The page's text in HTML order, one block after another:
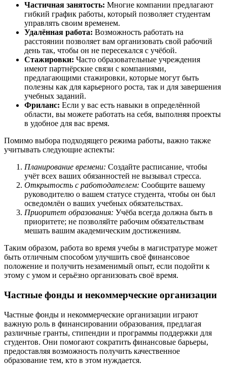
Частичная занятость: Многие компании предлагают
гибкий график работы, который позволяет студентам
управлять своим временем.
Удалённая работа: Возможность работать на
расстоянии позволяет вам организовать свой рабочий
день так, чтобы он не пересекался с учёбой.
Стажировки: Часто образовательные учреждения
имеют партнёрские связи с компаниями,
предлагающими стажировки, которые могут быть
полезны как для карьерного роста, так и для завершения
учебных заданий.
Фриланс: Если у вас есть навыки в определённой
области, вы можете работать на себя, выполняя проекты
в удобное для вас время.
Помимо выбора подходящего режима работы, важно также
учитывать следующие аспекты:
Планирование времени: Создайте расписание, чтобы
учёт всех ваших обязанностей не вызывал стресса.
Открытость с работодателем: Сообщите вашему
руководителю о вашем статусе студента, чтобы он был
осведомлён о ваших учебных обязательствах.
Приоритет образования: Учёба всегда должна быть в
приоритете; не позволяйте рабочим обязательствам
мешать вашим академическим достижениям.
Таким образом, работа во время учебы в магистратуре может
быть отличным способом улучшить своё финансовое
положение и получить незаменимый опыт, если подойти к
этому с умом и серьёзно организовать своё время.
Частные фонды и некоммерческие организации
Частные фонды и некоммерческие организации играют
важную роль в финансировании образования, предлагая
различные гранты, стипендии и программы поддержки для
студентов. Они помогают сократить финансовые барьеры,
предоставляя возможность получить качественное
образование тем, кто в этом нуждается.